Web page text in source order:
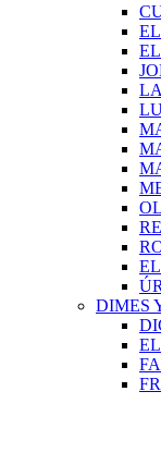
DIMES